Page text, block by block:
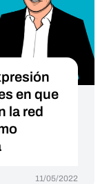
en que
la red
11/05/2022